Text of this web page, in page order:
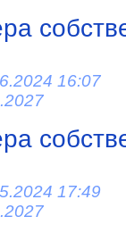
16:07
17:49